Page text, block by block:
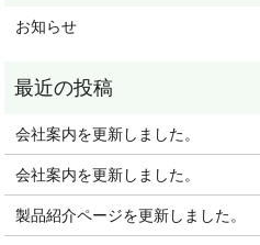
お知らせ
会社案内を更新しました。
会社案内を更新しました。
製品紹介ページを更新しました。